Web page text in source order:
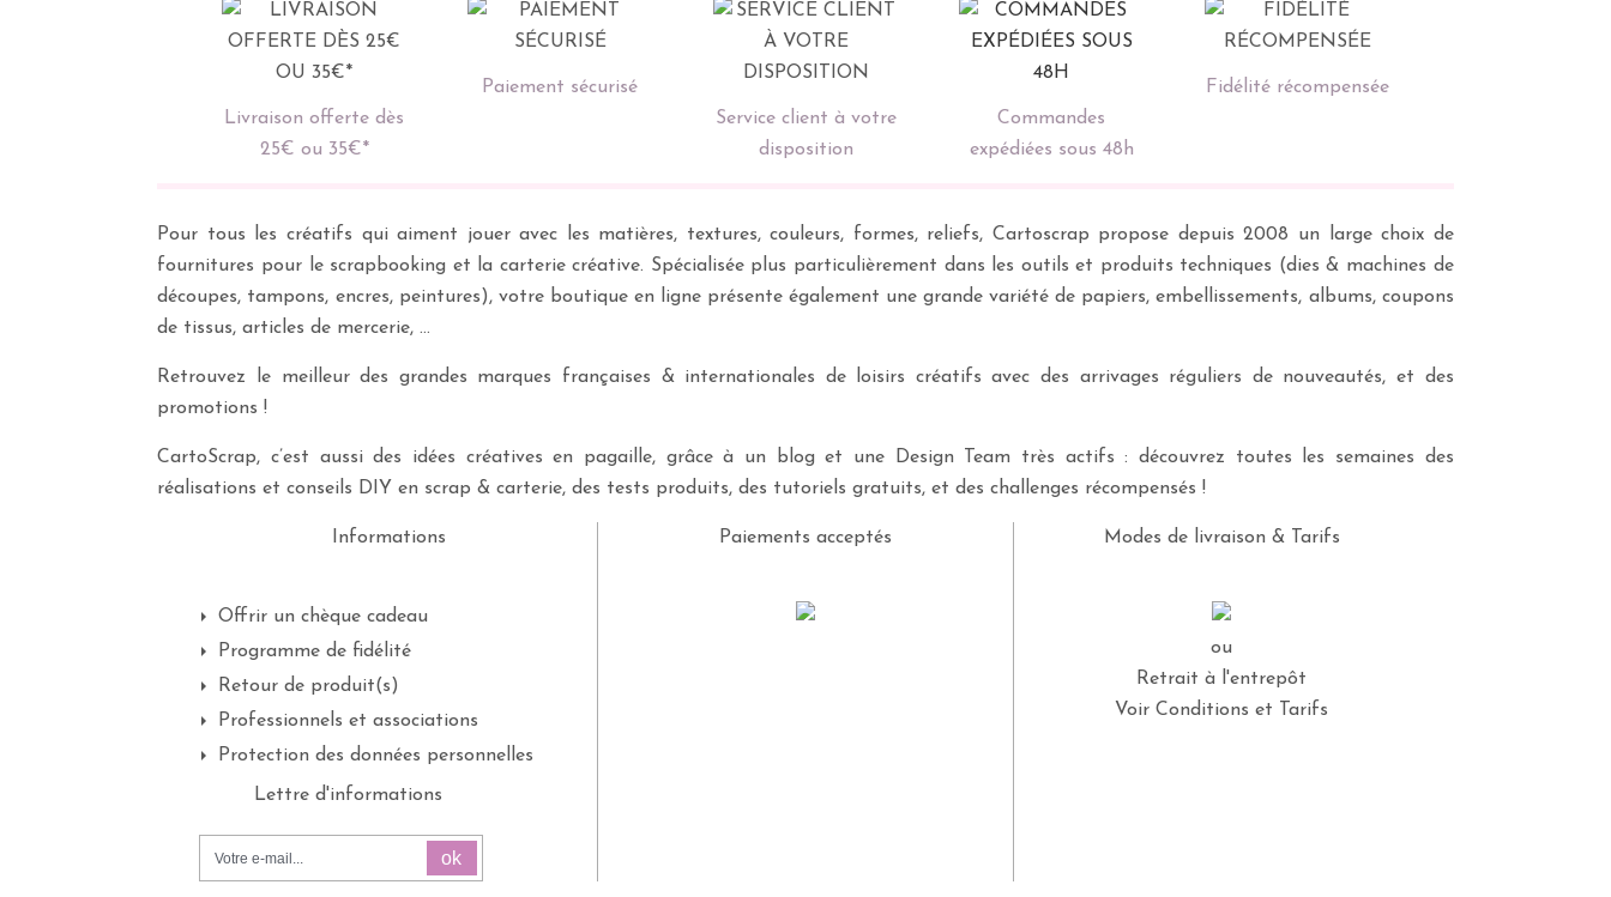
Livraison offerte dès
25€ ou 35€*
Paiement sécurisé
Service client à votre
disposition
Commandes
expédiées sous 48h
Fidélité récompensée
Pour tous les créatifs qui aiment jouer avec les matières, textures, couleurs, formes, reliefs, Cartoscrap propose depuis 2008 un large choix de
fournitures pour le scrapbooking et la carterie créative. Spécialisée plus particulièrement dans les outils et produits techniques (dies & machines de
découpes, tampons, encres, peintures), votre boutique en ligne présente également une grande variété de papiers, embellissements, albums, coupons
de tissus, articles de mercerie, …
Retrouvez le meilleur des grandes marques françaises & internationales de loisirs créatifs avec des arrivages réguliers de nouveautés, et des
promotions !
CartoScrap, c’est aussi des idées créatives en pagaille, grâce à un blog et une Design Team très actifs : découvrez toutes les semaines des
réalisations et conseils DIY en scrap & carterie, des tests produits, des tutoriels gratuits, et des challenges récompensés !
Informations
Offrir un chèque cadeau
Programme de fidélité
Retour de produit(s)
Professionnels et associations
Protection des données personnelles
Paiements acceptés Modes de livraison & Tarifs
ou
Retrait à l'entrepôt
Voir Conditions et Tarifs
Lettre d'informations
ok